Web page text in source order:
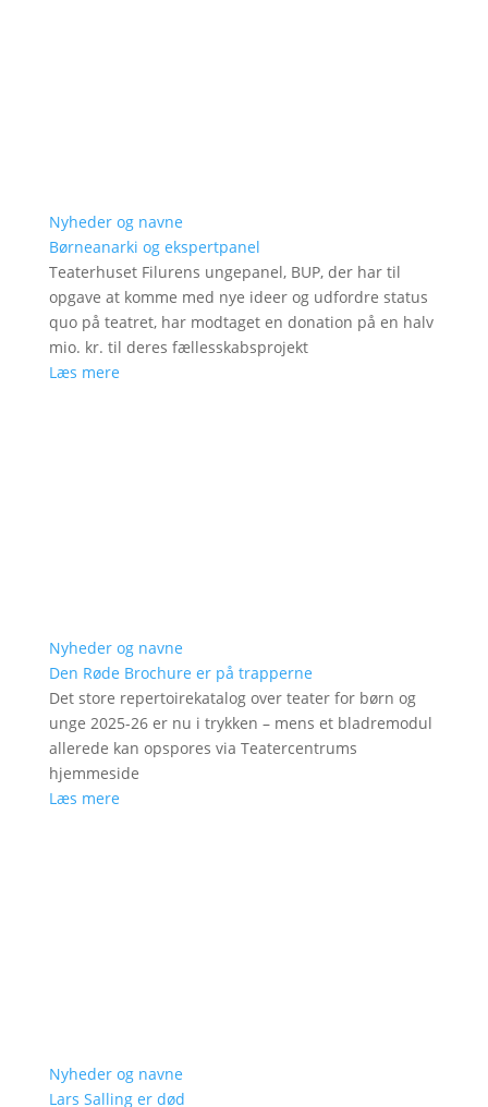
Nyheder og navne
Børneanarki og ekspertpanel
Teaterhuset Filurens ungepanel, BUP, der har til
opgave at komme med nye ideer og udfordre status
quo på teatret, har modtaget en donation på en halv
mio. kr. til deres fællesskabsprojekt
Læs mere
Nyheder og navne
Den Røde Brochure er på trapperne
Det store repertoirekatalog over teater for børn og
unge 2025-26 er nu i trykken – mens et bladremodul
allerede kan opspores via Teatercentrums
hjemmeside
Læs mere
Nyheder og navne
Lars Salling er død